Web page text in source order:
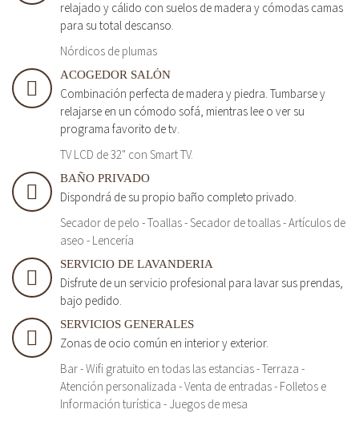
relajado y cálido con suelos de madera y cómodas camas
para su total descanso.
Nórdicos de plumas
ACOGEDOR SALÓN
Combinación perfecta de madera y piedra. Tumbarse y
relajarse en un cómodo sofá, mientras lee o ver su
programa favorito de tv.
TV LCD de 32" con Smart TV.
BAÑO PRIVADO
Dispondrá de su propio baño completo privado.
Secador de pelo - Toallas - Secador de toallas - Artículos de
aseo - Lencería
SERVICIO DE LAVANDERIA
Disfrute de un servicio profesional para lavar sus prendas,
bajo pedido.
SERVICIOS GENERALES
Zonas de ocio común en interior y exterior.
Bar - Wifi gratuito en todas las estancias - Terraza -
Atención personalizada - Venta de entradas - Folletos e
Información turística - Juegos de mesa